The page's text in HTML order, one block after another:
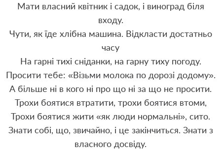
Мати власний квітник і садок, і виноград біля
входу.
Чути, як їде хлібна машина. Відкласти достатньо
часу
На гарні тихі сніданки, на гарну тиху погоду.
Просити тебе: «Візьми молока по дорозі додому».
А більше ні в кого ні про що ні за що не просити.
Трохи боятися втратити, трохи боятися втоми,
Трохи боятися жити «як люди нормальні», сито.
Знати собі, що, звичайно, і це закінчиться. Знати з
власного досвіду.